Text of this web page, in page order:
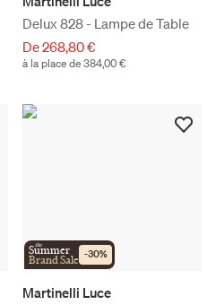
Delux 828 - Lampe de Table
De 268,80 €
à la place de 384,00 €
the
Summer
Brand Sale -30%
Martinelli Luce